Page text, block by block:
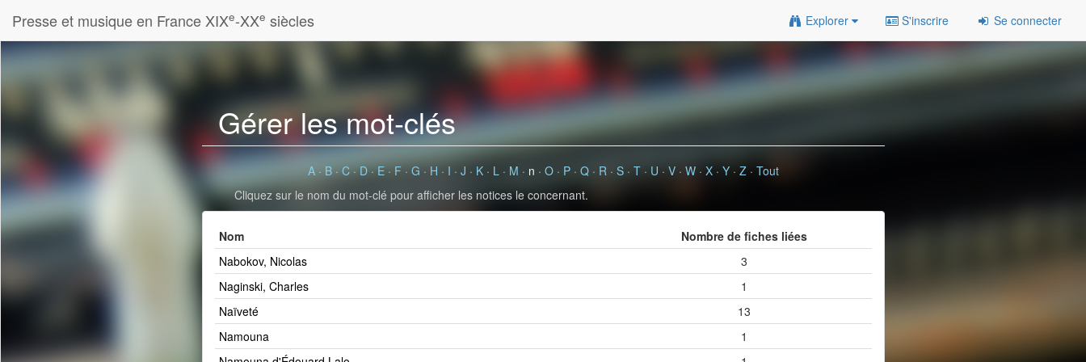
Presse et musique en France XIXe-XXe siècles Explorer S'inscrire Se connecter
Gérer les mot-clés
A·B·C·D·E· F· G · H · I · J · K· L· M · n · O· P· Q· R· S· T· U · V· W· X· Y· Z· Tout
Cliquez sur le nom du mot-clé pour afficher les notices le concernant.
Nom
Nombre de fiches liées
Nabokov, Nicolas
3
Naginski, Charles
1
Naïveté
13
Namouna
1